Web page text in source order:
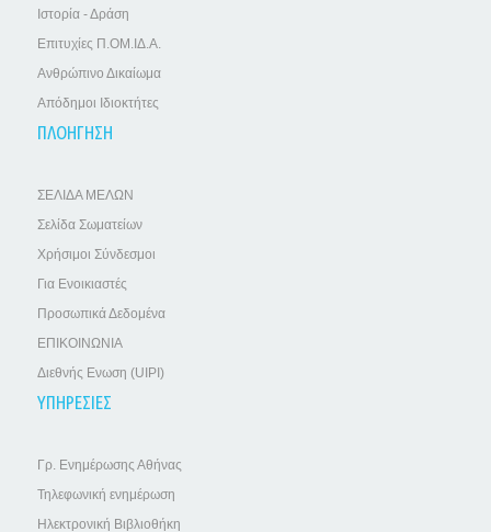
Ιστορία - Δράση
Επιτυχίες Π.ΟΜ.ΙΔ.Α.
Ανθρώπινο Δικαίωμα
Απόδημοι Ιδιοκτήτες
ΠΛΟΗΓΗΣΗ
ΣΕΛΙΔΑ ΜΕΛΩΝ
Σελίδα Σωματείων
Χρήσιμοι Σύνδεσμοι
Για Ενοικιαστές
Προσωπικά Δεδομένα
ΕΠΙΚΟΙΝΩΝΙΑ
Διεθνής Ενωση (UIPI)
ΥΠΗΡΕΣΙΕΣ
Γρ. Ενημέρωσης Αθήνας
Τηλεφωνική ενημέρωση
Ηλεκτρονική Βιβλιοθήκη